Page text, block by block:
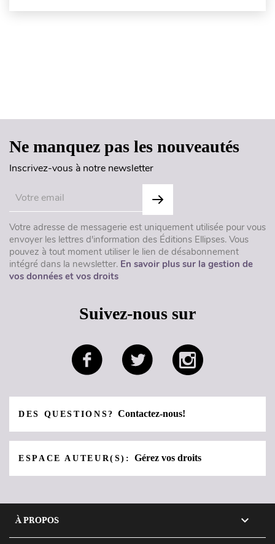
Ne manquez pas les nouveautés
Inscrivez-vous à notre newsletter
Votre adresse de messagerie est uniquement utilisée pour vous
envoyer les lettres d'information des Éditions Ellipses. Vous
pouvez à tout moment utiliser le lien de désabonnement
intégré dans la newsletter. En savoir plus sur la gestion de
vos données et vos droits
Suivez-nous sur
DES QUESTIONS?Contactez-nous!
ESPACE AUTEUR(S):Gérez vos droits
À PROPOS 